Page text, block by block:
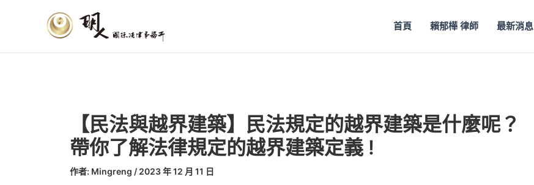
首頁 賴郁樺 律師 最新消息
【民法與越界建築】民法規定的越界建築是什麼呢？
帶你了解法律規定的越界建築定義 !
作者: Mingreng / 2023 年 12 月 11 日
章
導